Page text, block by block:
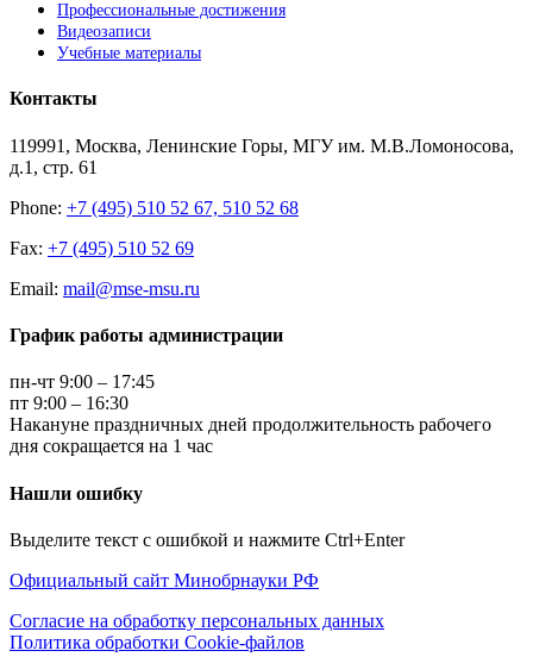
Профессиональные достижения
Видеозаписи
Учебные материалы
Контакты
119991, Москва, Ленинские Горы, МГУ им. М.В.Ломоносова,
д.1, стр. 61
Phone: +7 (495) 510 52 67, 510 52 68
Fax: +7 (495) 510 52 69
Email: mail@mse-msu.ru
График работы администрации
пн-чт 9:00 – 17:45
пт 9:00 – 16:30
Накануне праздничных дней продолжительность рабочего
дня сокращается на 1 час
Нашли ошибку
Выделите текст с ошибкой и нажмите Ctrl+Enter
Официальный сайт Минобрнауки РФ
Согласие на обработку персональных данных
Политика обработки Cookie-файлов